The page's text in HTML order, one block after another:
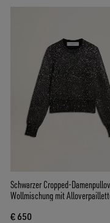
Schwarzer Cropped-
Wollmischung mit
€ 650